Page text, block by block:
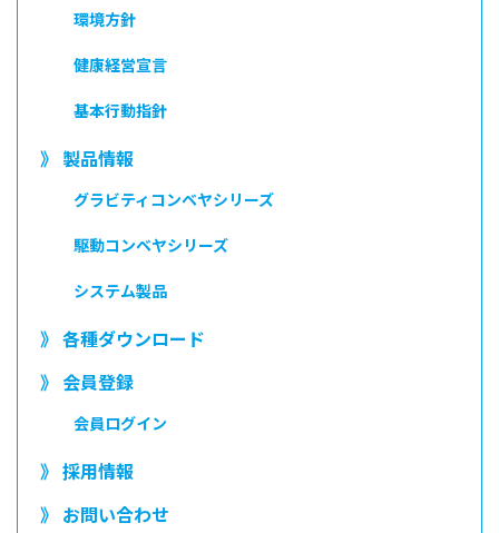
環境方針
健康経営宣言
基本行動指針
》 製品情報
グラビティコンベヤシリーズ
駆動コンベヤシリーズ
システム製品
》 各種ダウンロード
》 会員登録
会員ログイン
》 採用情報
》 お問い合わせ